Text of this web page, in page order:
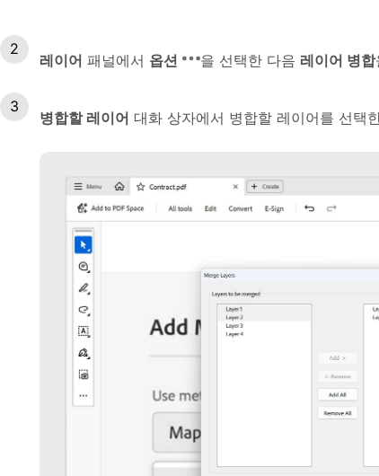
레이어 패널에서 옵션 을 선택한 다음 레이어 병합
병합할 레이어 대화 상자에서 병합할 레이어를 선택